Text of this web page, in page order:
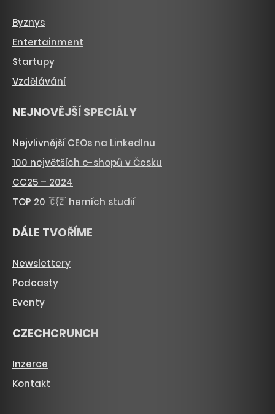
Byznys
Entertainment
Startupy
Vzdělávání
NEJNOVĚJŠÍ SPECIÁLY
Nejvlivnější CEOs na LinkedInu
100 největších e-shopů v Česku
CC25 – 2024
TOP 20 🇨🇿 herních studií
DÁLE TVOŘÍME
Newslettery
Podcasty
Eventy
CZECHCRUNCH
Inzerce
Kontakt